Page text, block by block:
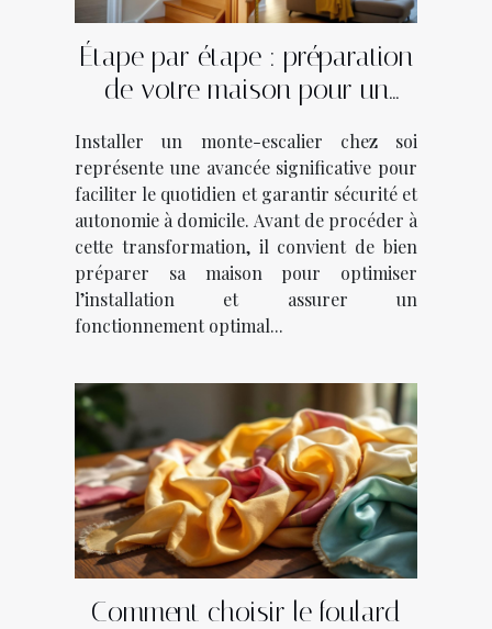
Étape par étape : préparation
de votre maison pour un
Installer un monte-escalier chez soi
représente une avancée significative pour
faciliter le quotidien et garantir sécurité et
autonomie à domicile. Avant de procéder à
cette transformation, il convient de bien
préparer sa maison pour optimiser
l’installation et assurer un
fonctionnement optimal...
Comment choisir le foulard